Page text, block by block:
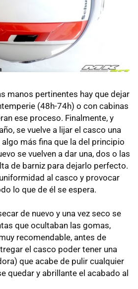
manos pertinentes hay que dejar
(48h-74h) o con cabinas
ese proceso. Finalmente, y
se vuelve a lijar el casco una
más fina que la del principio
se vuelven a dar una, dos o las
de barniz para dejarlo perfecto.
al casco y provocar
lo que de él se espera.
de nuevo y una vez seco se
que ocultaban las gomas,
recomendable, antes de
el casco poder tener una
que acabe de pulir cualquier
quedar y abrillante el acabado al